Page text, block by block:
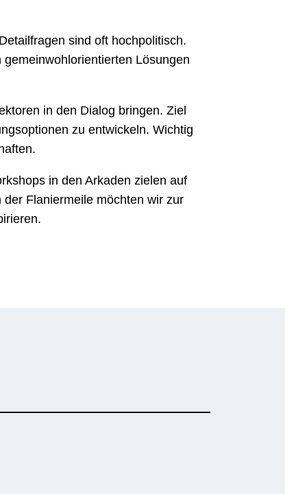
sind oft hochpolitisch.
Lösungen
in den Dialog bringen. Ziel
zu entwickeln. Wichtig
in den Arkaden zielen auf
Flaniermeile möchten wir zur